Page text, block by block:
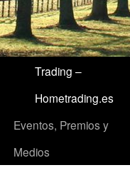
Trading –
Hometrading.es
Eventos, Premios y
Medios